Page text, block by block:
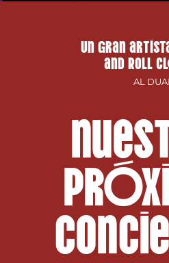
Un gran
and Roll
AL DUAL